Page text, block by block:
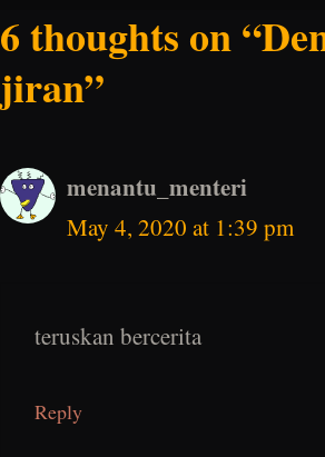
6 thoughts on
jiran”
menantu_menteri
May 4, 2020 at 1:39 pm
teruskan bercerita
Reply